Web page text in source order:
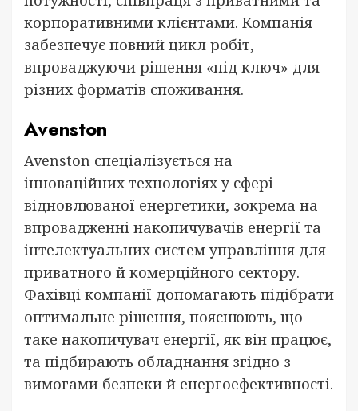
корпоративними клієнтами. Компанія
забезпечує повний цикл робіт,
впроваджуючи рішення «під ключ» для
різних форматів споживання.
Avenston
Avenston спеціалізується на
інноваційних технологіях у сфері
відновлюваної енергетики, зокрема на
впровадженні накопичувачів енергії та
інтелектуальних систем управління для
приватного й комерційного сектору.
Фахівці компанії допомагають підібрати
оптимальне рішення, пояснюють, що
таке накопичувач енергії, як він працює,
та підбирають обладнання згідно з
вимогами безпеки й енергоефективності.